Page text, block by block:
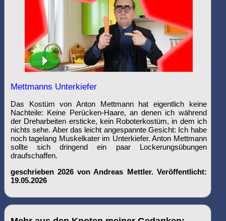
Mettmanns Unterkiefer
Das Kostüm von Anton Mettmann hat eigentlich keine
Nachteile: Keine Perücken-Haare, an denen ich während
der Dreharbeiten ersticke, kein Roboterkostüm, in dem ich
nichts sehe. Aber das leicht angespannte Gesicht: Ich habe
noch tagelang Muskelkater im Unterkiefer. Anton Mettmann
sollte sich dringend ein paar Lockerungsübungen
draufschaffen.
geschrieben 2026 von Andreas Mettler. Veröffentlicht:
19.05.2026